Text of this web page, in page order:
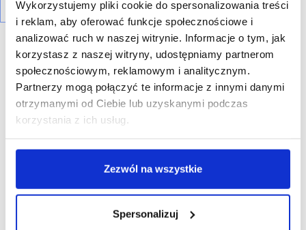
Wykorzystujemy pliki cookie do spersonalizowania treści
i reklam, aby oferować funkcje społecznościowe i
analizować ruch w naszej witrynie. Informacje o tym, jak
korzystasz z naszej witryny, udostępniamy partnerom
społecznościowym, reklamowym i analitycznym.
Partnerzy mogą połączyć te informacje z innymi danymi
otrzymanymi od Ciebie lub uzyskanymi podczas
korzystania z ich usług.
Zezwól na wszystkie
Spersonalizuj
R E K L A M A